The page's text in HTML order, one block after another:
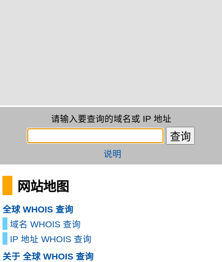
请输入要查询的域名或 IP 地址
说明
网站地图
全球 WHOIS 查询
域名 WHOIS 查询
IP 地址 WHOIS 查询
关于 全球 WHOIS 查询